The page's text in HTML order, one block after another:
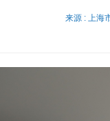
来源 : 上